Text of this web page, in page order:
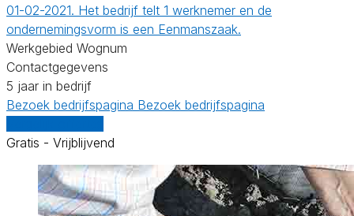
01-02-2021. Het bedrijf telt 1 werknemer en de
ondernemingsvorm is een Eenmanszaak.
Werkgebied Wognum
Contactgegevens
5 jaar in bedrijf
Bezoek bedrijfspagina Bezoek bedrijfspagina
Gratis - Vrijblijvend